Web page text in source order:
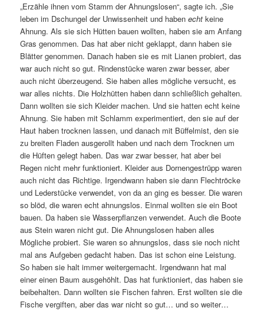
„Erzähle ihnen vom Stamm der Ahnungslosen“, sagte ich. „Sie
leben im Dschungel der Unwissenheit und habenechtkeine
Ahnung. Als sie sich Hütten bauen wollten, haben sie am Anfang
Gras genommen. Das hat aber nicht geklappt, dann haben sie
Blätter genommen. Danach haben sie es mit Lianen probiert, das
war auch nicht so gut. Rindenstücke waren zwar besser, aber
auch nicht überzeugend. Sie haben alles mögliche versucht, es
war alles nichts. Die Holzhütten haben dann schließlich gehalten.
Dann wollten sie sich Kleider machen. Und sie hatten echt keine
Ahnung. Sie haben mit Schlamm experimentiert, den sie auf der
Haut haben trocknen lassen, und danach mit Büffelmist, den sie
zu breiten Fladen ausgerollt haben und nach dem Trocknen um
die Hüften gelegt haben. Das war zwar besser, hat aber bei
Regen nicht mehr funktioniert. Kleider aus Dornengestrüpp waren
auch nicht das Richtige. Irgendwann haben sie dann Flechtröcke
und Lederstücke verwendet, von da an ging es besser. Die waren
so blöd, die waren echt ahnungslos. Einmal wollten sie ein Boot
bauen. Da haben sie Wasserpflanzen verwendet. Auch die Boote
aus Stein waren nicht gut. Die Ahnungslosen haben alles
Mögliche probiert. Sie waren so ahnungslos, dass sie noch nicht
mal ans Aufgeben gedacht haben. Das ist schon eine Leistung.
So haben sie halt immer weitergemacht. Irgendwann hat mal
einer einen Baum ausgehöhlt. Das hat funktioniert, das haben sie
beibehalten. Dann wollten sie Fischen fahren. Erst wollten sie die
Fische vergiften, aber das war nicht so gut… und so weiter…